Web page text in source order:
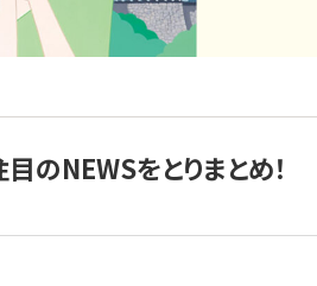
のNEWSをとりまとめ！